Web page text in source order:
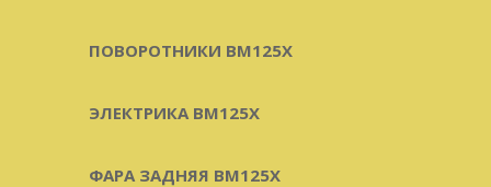
ПОВОРОТНИКИ BM125X
ЭЛЕКТРИКА BM125X
ФАРА ЗАДНЯЯ BM125X